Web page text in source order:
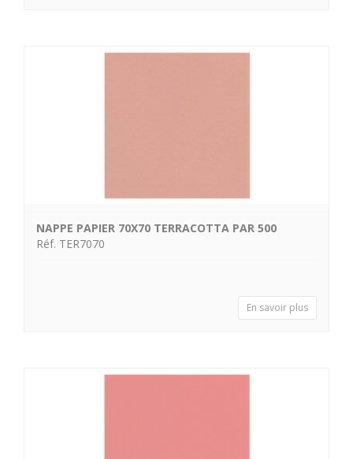
NAPPE PAPIER 70X70 TERRACOTTA PAR 500
Réf. TER7070
En savoir plus